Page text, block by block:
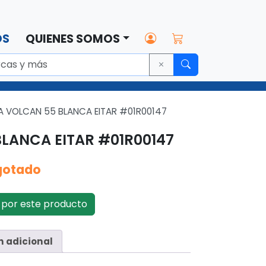
QUIENES SOMOS
VOLCAN 55 BLANCA EITAR #01R00147
EITAR #01R00147
este producto
adicional